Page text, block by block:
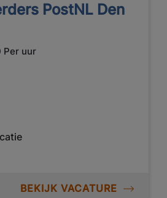
PostNL Den
Per uur
BEKIJK VACATURE